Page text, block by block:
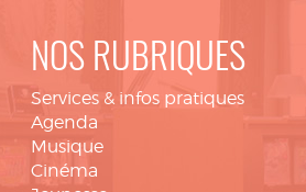
NOS RUBRIQUES
Services & infos pratiques
Agenda
Musique
Cinéma